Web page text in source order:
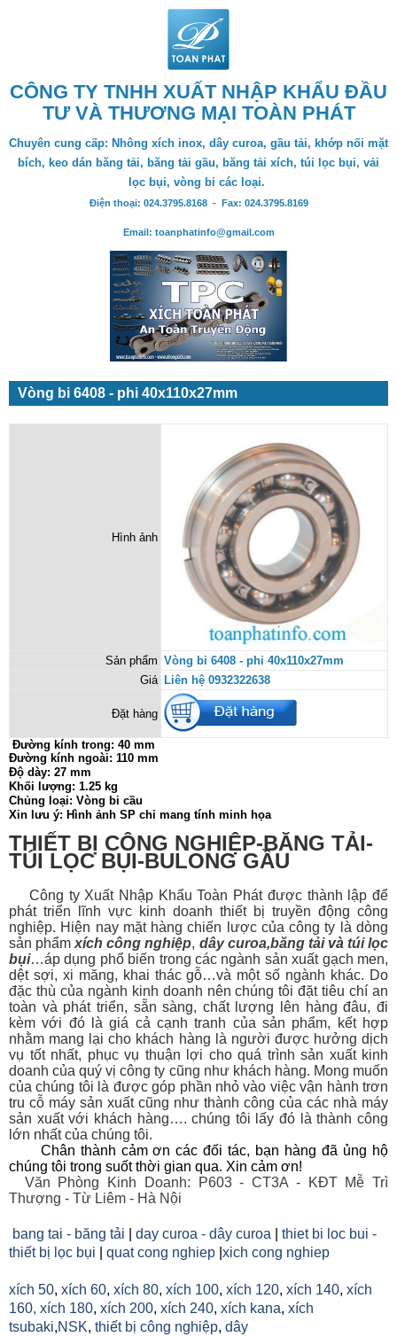
CÔNG TY TNHH XUẤT NHẬP KHẨU ĐẦU
TƯ VÀ THƯƠNG MẠI TOÀN PHÁT
Chuyên cung cấp: Nhông xích inox, dây curoa, gầu tải, khớp nối mặt
bích, keo dán băng tải, băng tải gầu, băng tải xích, túi lọc bụi, vải
lọc bụi, vòng bi các loại.
Điện thoại: 024.3795.8168 - Fax: 024.3795.8169
Email: toanphatinfo@gmail.com
Vòng bi 6408 - phi 40x110x27mm
Hình ảnh
Sản phẩm Vòng bi 6408 - phi 40x110x27mm
Giá Liên hệ 0932322638
Đặt hàng
Đường kính trong: 40 mm
Đường kính ngoài: 110 mm
Độ dày: 27 mm
Khối lượng: 1.25 kg
Chủng loại: Vòng bi cầu
Xin lưu ý: Hình ảnh SP chỉ mang tính minh họa
THIẾT BỊ CÔNG NGHIỆP-BĂNG TẢI-
TÚI LỌC BỤI-BULONG GẦU
Công ty Xuất Nhập Khẩu Toàn Phát được thành lập để
phát triển lĩnh vực kinh doanh thiết bị truyền động công
nghiệp. Hiện nay mặt hàng chiến lược của công ty là dòng
sản phẩm xích công nghiệp, dây curoa,băng tảivàtúi lọc
bụi…áp dụng phổ biến trong các ngành sản xuất gạch men,
dệt sợi, xi măng, khai thác gỗ…và một số ngành khác. Do
đặc thù của ngành kinh doanh nên chúng tôi đặt tiêu chí an
toàn và phát triển, sẵn sàng, chất lượng lên hàng đâu, đi
kèm với đó là giá cả cạnh tranh của sản phẩm, kết hợp
nhằm mang lại cho khách hàng là người được hưởng dịch
vụ tốt nhất, phục vụ thuận lợi cho quá trình sản xuất kinh
doanh của quý vị công ty cũng như khách hàng. Mong muốn
của chúng tôi là được góp phần nhỏ vào việc vận hành trơn
tru cỗ máy sản xuất cũng như thành công của các nhà máy
sản xuất với khách hàng…. chúng tôi lấy đó là thành công
lớn nhất của chúng tôi.
Chân thành cảm ơn các đối tác, bạn hàng đã ủng hộ
chúng tôi trong suốt thời gian qua. Xin cảm ơn!
Văn Phòng Kinh Doanh: P603 - CT3A - KĐT Mễ Trì
Thượng - Từ Liêm - Hà Nội
bang tai - băng tải day curoa - dây curoa
thiet bi loc bui -
thiết bị lọc bụi
quat cong nghiep xich cong nghiep
xích 50, xích 60, xích 80, xích 100, xích 120, xích 140, xích
160, xích 180, xích 200, xích 240, xích kana, xích
tsubaki,NSK, thiết bị công nghiệp, dây